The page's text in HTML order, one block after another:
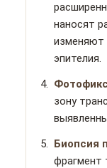
наносят
изменяют
эпителия.
зону
Биопсия
фрагмент